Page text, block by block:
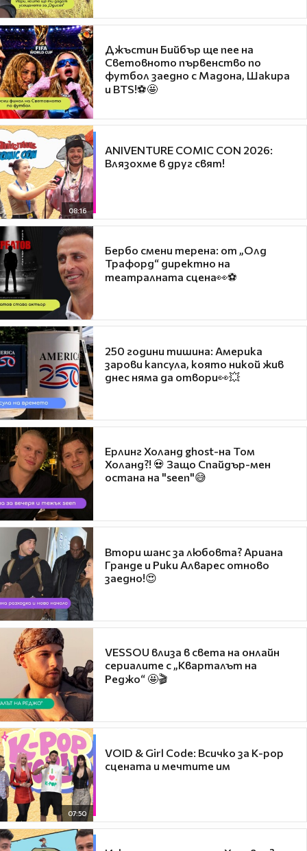
Джъстин Бийбър ще пее на
Световното първенство по
футбол заедно с Мадона, Шакира
и BTS!⚽🤩
08:16
ANIVENTURE COMIC CON 2026:
Влязохме в друг свят!
Бербо смени терена: от „Олд
Трафорд“ директно на
театралната сцена👀⚽
250 години тишина: Америка
зарови капсула, която никой жив
днес няма да отвори👀💥
Ерлинг Холанд ghost-на Том
Холанд?! 💀 Защо Спайдър-мен
остана на "seen"😅
Втори шанс за любовта? Ариана
Гранде и Рики Алварес отново
заедно!😍
VESSOU влиза в света на онлайн
сериалите с „Кварталът на
Реджо“ 🤩🎬
07:50
VOID & Girl Code: Всичко за K-pop
сцената и мечтите им